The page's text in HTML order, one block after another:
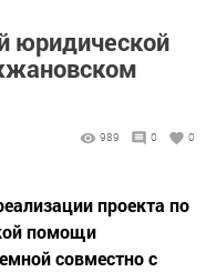
юридической
989 0 0
проекта по
помощи
совместно с